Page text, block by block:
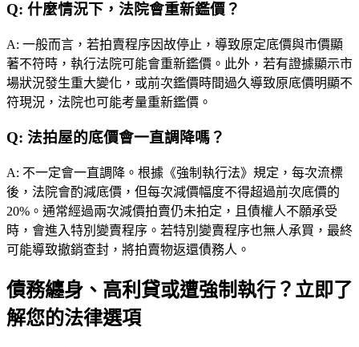
Q: 什麼情況下，法院會重新鑑價？
A: 一般而言，若拍賣程序因故停止，導致原定底價與市價顯
著不符時，執行法院可能會重新鑑價。此外，若有證據顯示市
場狀況發生重大變化，或前次鑑價時間過久導致原底價明顯不
符現況，法院也可能考量重新鑑價。
Q: 法拍屋的底價會一直調降嗎？
A: 不一定會一直調降。根據《強制執行法》規定，每次流標
後，法院會酌減底價，但每次減價幅度不得超過前次底價的
20%。通常經過兩次減價拍賣仍未拍定，且債權人不願承受
時，會進入特別變賣程序。若特別變賣程序也無人承買，最終
可能導致撤銷查封，將拍賣物返還債務人。
債務纏身、高利貸或遭強制執行？立即了
解您的法律選項